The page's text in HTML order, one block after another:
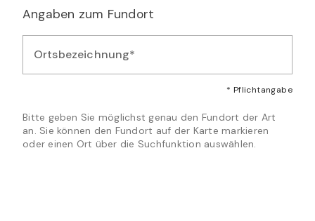
Angaben zum Fundort
Ortsbezeichnung*
* Pflichtangabe
Bitte geben Sie möglichst genau den Fundort der Art
an. Sie können den Fundort auf der Karte markieren
oder einen Ort über die Suchfunktion auswählen.